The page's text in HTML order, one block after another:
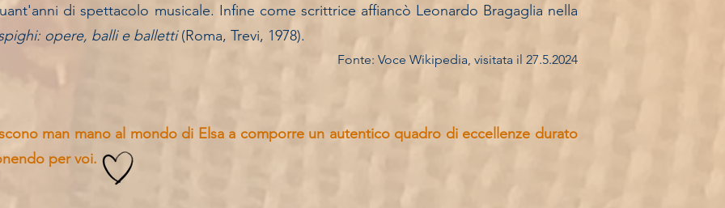
di spettacolo musicale. Infine come scrittrice affiancò Leonardo Bragaglia nella
opere, balli e balletti(Roma, Trevi, 1978).
Fonte: Voce Wikipedia, visitata il 27.5.2024
man mano al mondo di Elsa a comporre un autentico quadro di eccellenze durato
per voi.